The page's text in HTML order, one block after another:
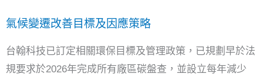
氣候變遷改善目標及因應策略
台翰科技已訂定相關環保目標及管理政策，已規劃早於法
規要求於2026年完成所有廠區碳盤查，並設立每年減少